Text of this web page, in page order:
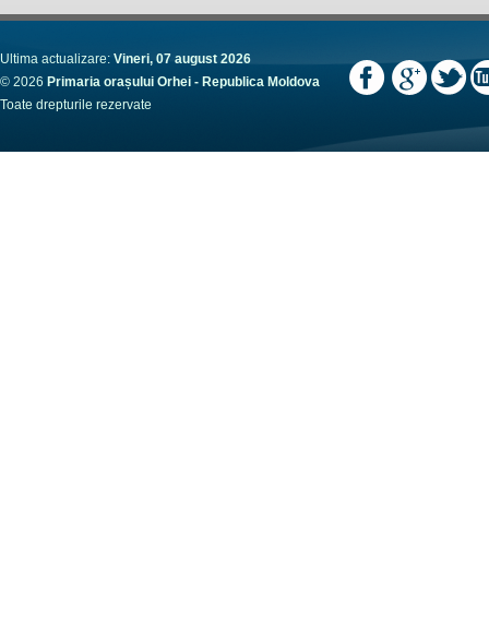
Ultima actualizare: Vineri, 07 august 2026
© 2026 Primaria orașului Orhei - Republica Moldova
Toate drepturile rezervate